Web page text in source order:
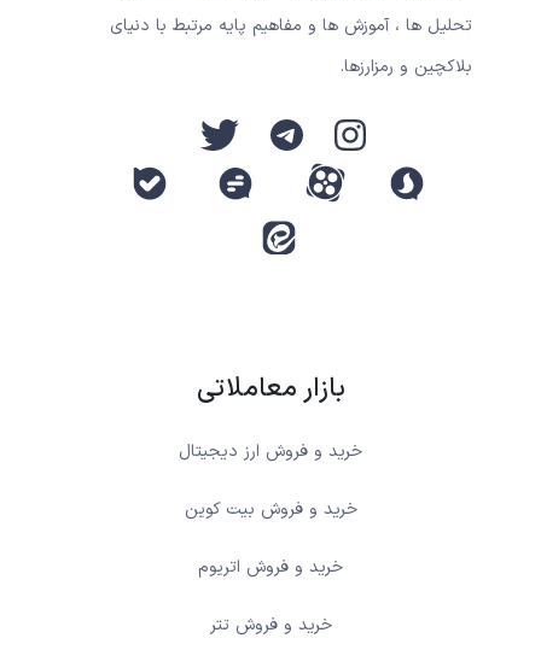
تحلیل ها ، آموزش ها و مفاهیم پایه مرتبط با دنیای
بلاکچین و رمزارزها.
بازار معاملاتی
خرید و فروش ارز دیجیتال
خرید و فروش بیت کوین
خرید و فروش اتریوم
خرید و فروش تتر